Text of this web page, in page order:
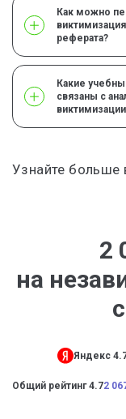
Как можно
реферата?
Какие
связаны с
Узнайте больше
2
на
Яндекс
Общий рейтинг 4.72